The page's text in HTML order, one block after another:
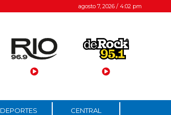
agosto 7, 2026 / 4:02 pm
DEPORTES CENTRAL